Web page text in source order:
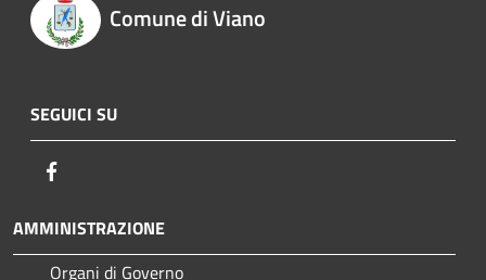
Comune di Viano
SEGUICI SU
AMMINISTRAZIONE
Organi di Governo